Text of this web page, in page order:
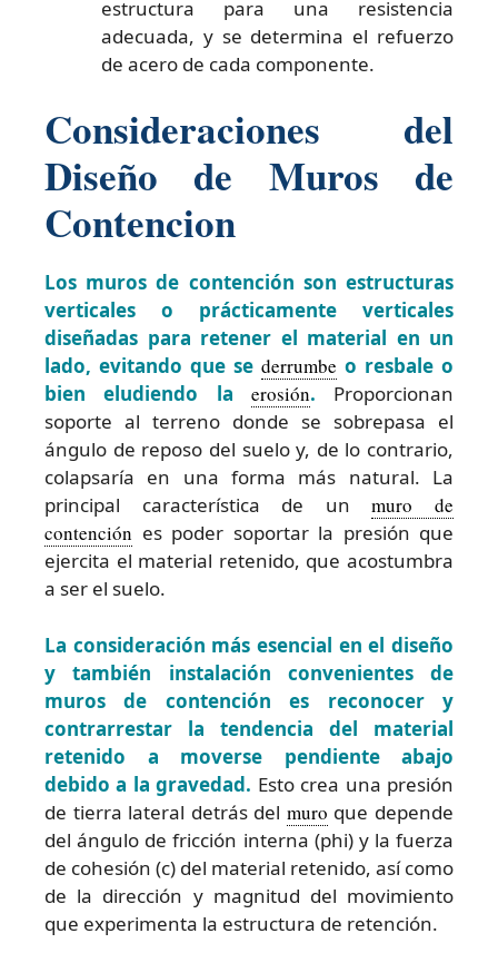
estructura para una resistencia
adecuada, y se determina el refuerzo
de acero de cada componente.
Consideraciones del
Diseño de Muros de
Contencion
Los muros de contención son estructuras
verticales o prácticamente verticales
diseñadas para retener el material en un
lado, evitando que se derrumbe o resbale o
bien eludiendo la erosión. Proporcionan
soporte al terreno donde se sobrepasa el
ángulo de reposo del suelo y, de lo contrario,
colapsaría en una forma más natural. La
principal característica de unmuro de
contención es poder soportar la presión que
ejercita el material retenido, que acostumbra
a ser el suelo.
La consideración más esencial en el diseño
y también instalación convenientes de
muros de contención es reconocer y
contrarrestar la tendencia del material
retenido a moverse pendiente abajo
debido a la gravedad. Esto crea una presión
de tierra lateral detrás del muro que depende
del ángulo de fricción interna (phi) y la fuerza
de cohesión (c) del material retenido, así como
de la dirección y magnitud del movimiento
que experimenta la estructura de retención.